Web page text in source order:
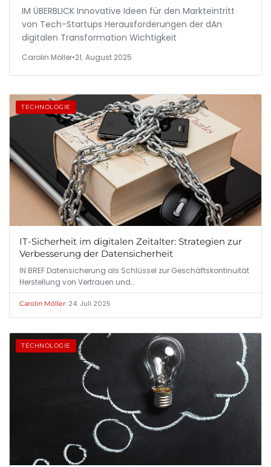
IM ÜBERBLICK Innovative Ideen für den Markteintritt
von Tech-Startups Herausforderungen der dAn
digitalen Transformation Wichtigkeit
Carolin Möller•21. August 2025
TECHNOLOGIE
IT-Sicherheit im digitalen Zeitalter: Strategien zur
Verbesserung der Datensicherheit
IN BREF Datensicherung als Schlüssel zur Geschäftskontinuität
Herstellung von Vertrauen und…
Carolin Möller•24. Juli 2025
TECHNOLOGIE